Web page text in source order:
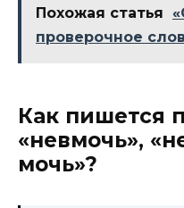
Похожая статья
проверочное
Как пишется
«невмочь»,
мочь»?